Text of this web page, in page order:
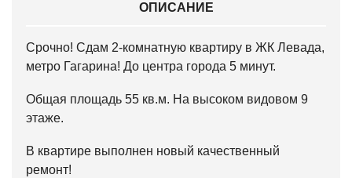
ОПИСАНИЕ
Срочно! Сдам 2-комнатную квартиру в ЖК Левада,
метро Гагарина! До центра города 5 минут.
Общая площадь 55 кв.м. На высоком видовом 9
этаже.
В квартире выполнен новый качественный
ремонт!